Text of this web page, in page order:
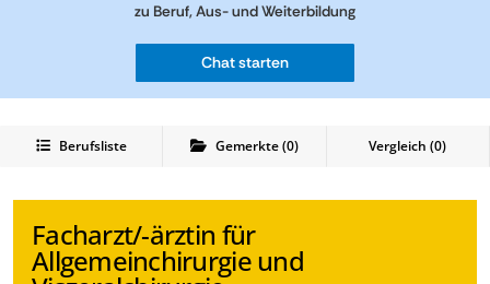
zu Beruf, Aus- und Weiterbildung
Chat starten
Berufsliste Gemerkte(0) Vergleich (0)
Facharzt/-ärztin für
Allgemeinchirurgie und